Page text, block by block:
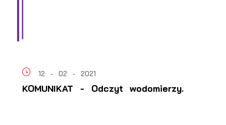
12 - 02 - 2021
KOMUNIKAT - Odczyt wodomierzy.